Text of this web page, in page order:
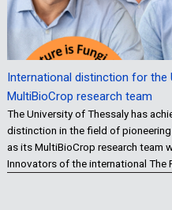
International distinction for the
MultiBioCrop research team
The University of Thessaly has
distinction in the field of
as its MultiBioCrop research team
Innovators of the international The